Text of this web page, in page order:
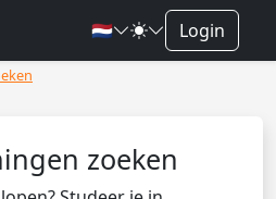
🇳🇱 Login
zoeken